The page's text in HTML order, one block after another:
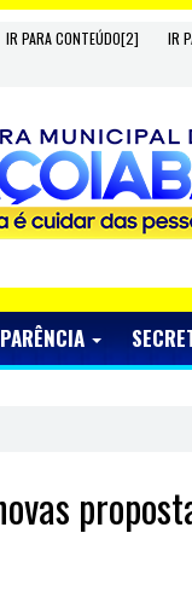
IR PARA CONTEÚDO[2] IR